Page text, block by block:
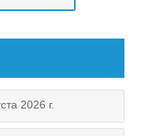
2026 г.